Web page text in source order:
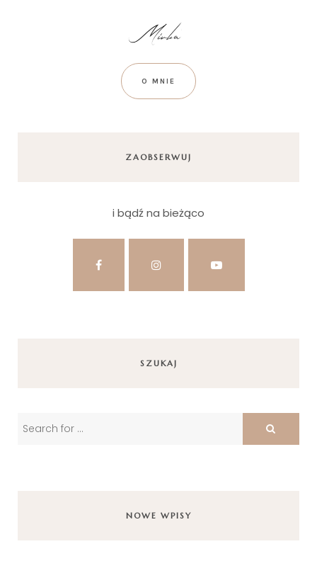
O MNIE
ZAOBSERWUJ
i bądź na bieżąco
SZUKAJ
NOWE WPISY